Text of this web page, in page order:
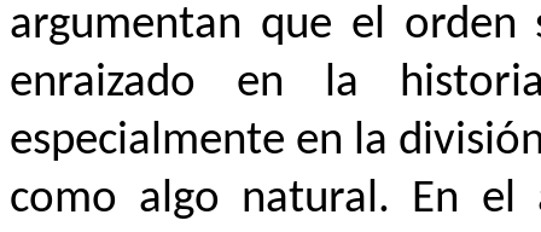
argumentan que el orden
enraizado en la
especialmente en la
como algo natural. En el